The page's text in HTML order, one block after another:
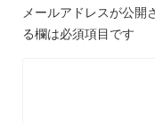
メールアドレスが公開
る欄は必須項目です